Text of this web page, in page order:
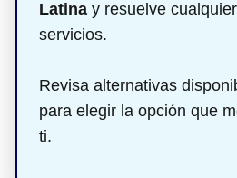
Latina y resuelve
servicios.
Revisa alternativas
para elegir la opción que
ti.